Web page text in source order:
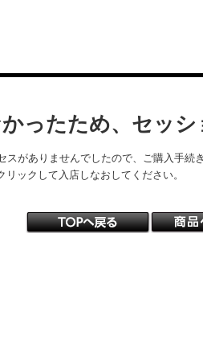
ったため、セッ
がありませんでしたので、ご購入手続
ックして入店しなおしてください。